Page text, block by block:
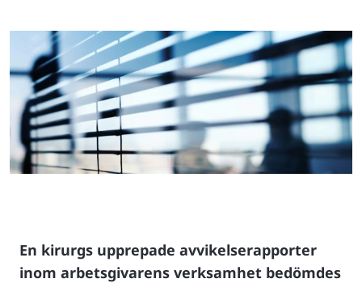
En kirurgs upprepade avvikelserapporter
inom arbetsgivarens verksamhet bedömdes